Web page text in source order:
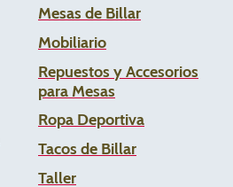
Mesas de Billar
Mobiliario
Repuestos y Accesorios
para Mesas
Ropa Deportiva
Tacos de Billar
Taller